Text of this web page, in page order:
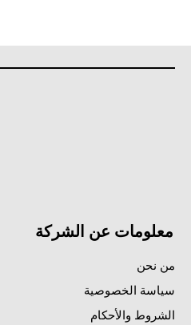
معلومات عن الشركة
من نحن
سياسة الخصوصية
الشروط والأحكام